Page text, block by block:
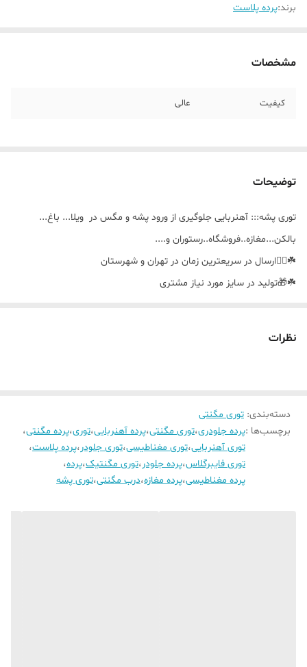
برند:پرده پلاست
مشخصات
کیفیت عالی
توضیحات
توری پشه::: آهنربایی جلوگیری از ورود پشه و مگس در ویلا... باغ...
بالکن...مغازه..فروشگاه..رستوران و....
☘️🚴‍♀️ارسال در سریعترین زمان در تهران و شهرستان
☘️🎁تولید در سایز مورد نیاز مشتری
نظرات
دسته‌بندی: توری مگنتی
برچسب‌ها :پرده جلودری،توری مگنتی،پرده آهنربایی،توری،پرده مگنتی،
توری آهنربایی،توری مغناطیسی،توری جلودر،پرده پلاست،
توری فایبرگلاس،پرده جلودر،توری مگنتیک،پرده،
پرده مغناطیسی،پرده مغازه،درب مگنتی،توری پشه